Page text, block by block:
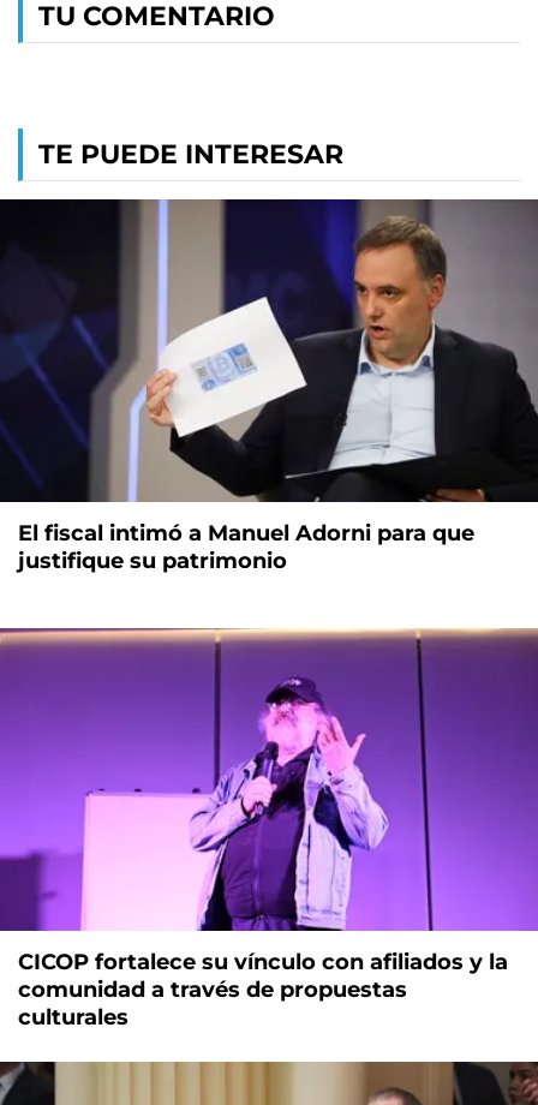
TU COMENTARIO
TE PUEDE INTERESAR
El fiscal intimó a Manuel Adorni para que
justifique su patrimonio
CICOP fortalece su vínculo con afiliados y la
comunidad a través de propuestas
culturales